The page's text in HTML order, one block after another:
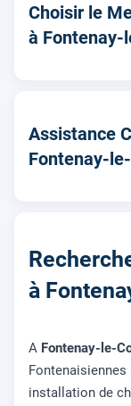
Choisir le
à Fontenay-
Assistance
Fontenay-
à
A Fontenay-le-
installation de